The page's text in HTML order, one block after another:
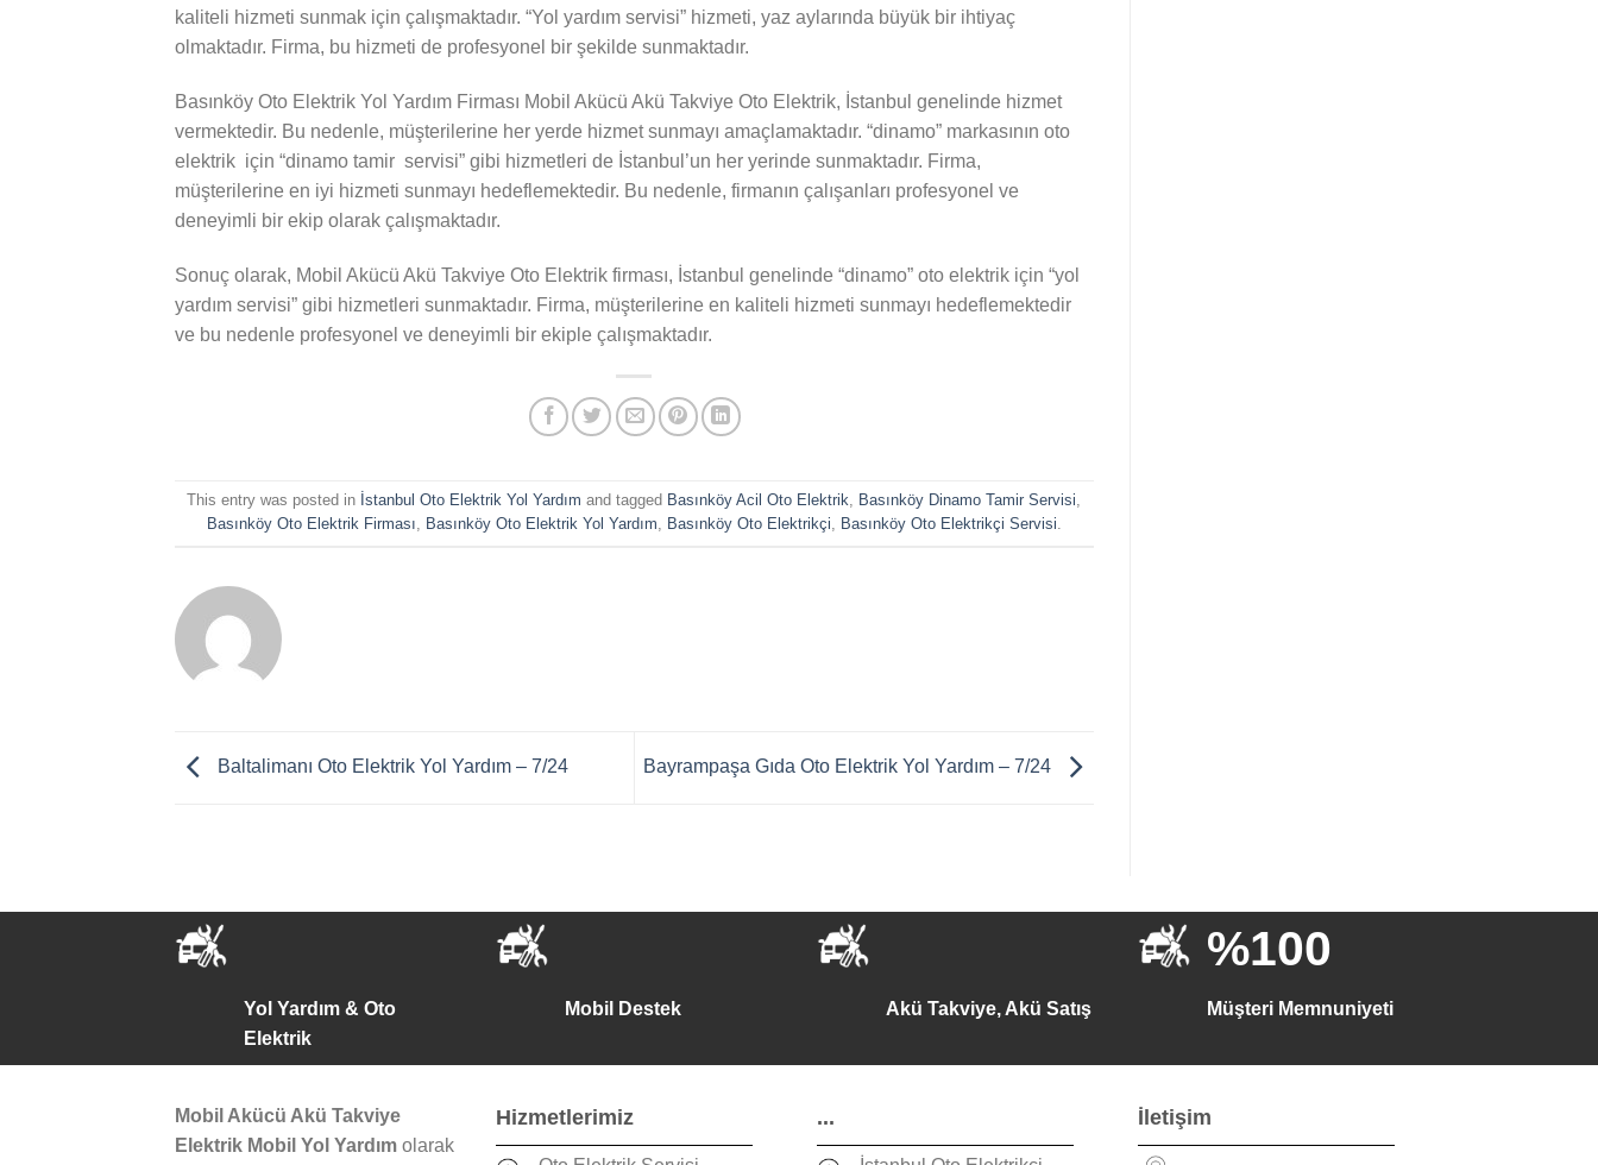
kaliteli hizmeti sunmak için çalışmaktadır. “Yol yardım servisi” hizmeti, yaz aylarında büyük bir ihtiyaç
olmaktadır. Firma, bu hizmeti de profesyonel bir şekilde sunmaktadır.
Basınköy Oto Elektrik Yol Yardım Firması Mobil Akücü Akü Takviye Oto Elektrik, İstanbul genelinde hizmet
vermektedir. Bu nedenle, müşterilerine her yerde hizmet sunmayı amaçlamaktadır. “dinamo” markasının oto
elektrik için “dinamo tamir servisi” gibi hizmetleri de İstanbul’un her yerinde sunmaktadır. Firma,
müşterilerine en iyi hizmeti sunmayı hedeflemektedir. Bu nedenle, firmanın çalışanları profesyonel ve
deneyimli bir ekip olarak çalışmaktadır.
Sonuç olarak, Mobil Akücü Akü Takviye Oto Elektrik firması, İstanbul genelinde “dinamo” oto elektrik için “yol
yardım servisi” gibi hizmetleri sunmaktadır. Firma, müşterilerine en kaliteli hizmeti sunmayı hedeflemektedir
ve bu nedenle profesyonel ve deneyimli bir ekiple çalışmaktadır.
This entry was posted in İstanbul Oto Elektrik Yol Yardım and tagged Basınköy Acil Oto Elektrik, Basınköy Dinamo Tamir Servisi,
Basınköy Oto Elektrik Firması, Basınköy Oto Elektrik Yol Yardım, Basınköy Oto Elektrikçi, Basınköy Oto Elektrikçi Servisi.
Baltalimanı Oto Elektrik Yol Yardım – 7/24 Bayrampaşa Gıda Oto Elektrik Yol Yardım – 7/24
Yol Yardım & Oto
Elektrik
Mobil Destek Akü Takviye, Akü Satış
%100
Müşteri Memnuniyeti
Mobil Akücü Akü Takviye
Elektrik Mobil Yol Yardım olarak
Hizmetlerimiz ... İletişim